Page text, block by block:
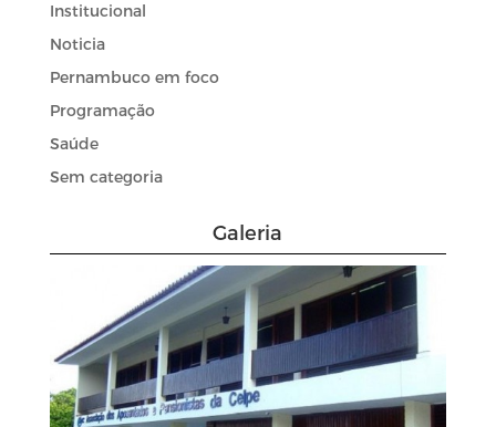
Institucional
Noticia
Pernambuco em foco
Programação
Saúde
Sem categoria
Galeria